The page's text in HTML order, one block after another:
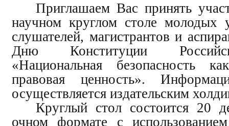
Приглашаем Вас принять
научном круглом столе молодых
слушателей, магистрантов и
Дню Конституции
«Национальная безопасность
правовая ценность».
осуществляется издательским
Круглый стол состоится 20
очном формате с